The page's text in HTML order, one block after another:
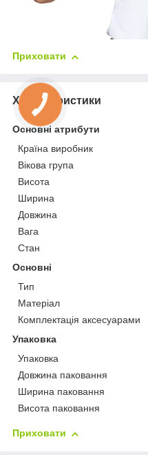
Приховати
Характеристики
Основні атрибути
Країна виробник
Вікова група
Висота
Ширина
Довжина
Вага
Стан
Основні
Тип
Матеріал
Комплектація аксесуарами
Упаковка
Упаковка
Довжина паковання
Ширина паковання
Висота паковання
Приховати